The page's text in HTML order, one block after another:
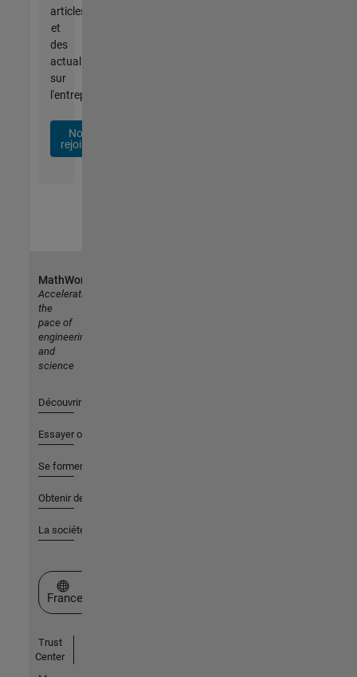
articles
et
des
actualités
sur
l'entreprise.
Nous
rejoindre
MathWorks
Accelerating
the
pace of
engineering
and
science
Découvrir les produits
Essayer ou acheter
Se former
Obtenir de l'aide
La société
Sélectionner un site web
France
Trust
Center